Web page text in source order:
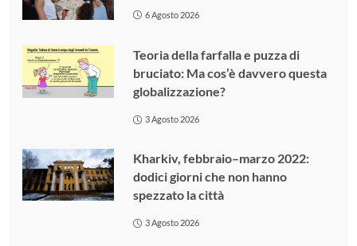
6 Agosto 2026
Teoria della farfalla e puzza di
bruciato: Ma cos’è davvero questa
globalizzazione?
3 Agosto 2026
Kharkiv, febbraio–marzo 2022:
dodici giorni che non hanno
spezzato la città
3 Agosto 2026